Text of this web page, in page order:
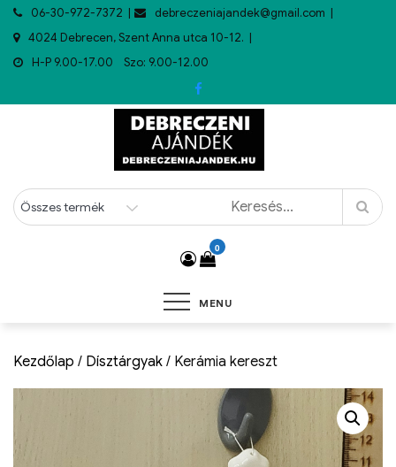
06-30-972-7372
debreczeniajandek@gmail.com
4024 Debrecen, Szent Anna utca 10-12.
H-P 9.00-17.00 Szo: 9.00-12.00
0
MENU
Kezdőlap / Dísztárgyak / Kerámia kereszt